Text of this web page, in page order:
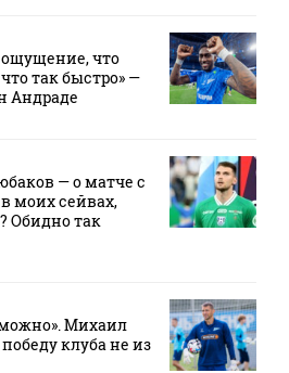
что
так быстро» —
Андраде
— о матче с
моих сейвах,
Обидно так
Михаил
клуба не из